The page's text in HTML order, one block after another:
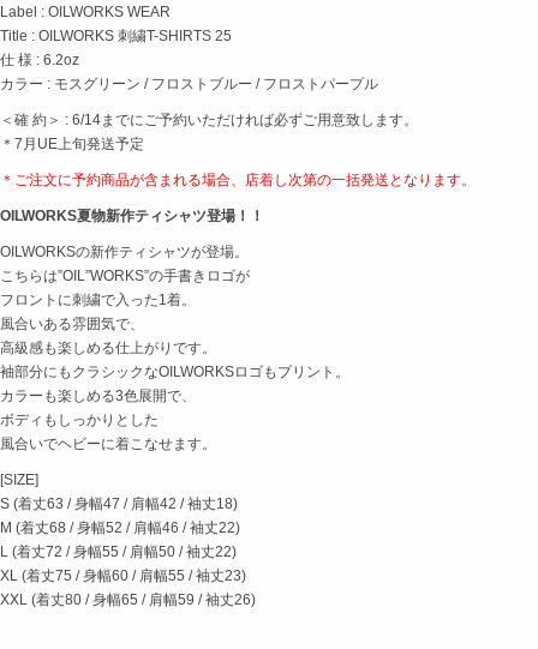
Label : OILWORKS WEAR
Title : OILWORKS 刺繍T-SHIRTS 25
仕 様 : 6.2oz
カラー : モスグリーン / フロストブルー / フロストパープル
＜確 約＞ : 6/14までにご予約いただければ必ずご用意致します。
＊7月UE上旬発送予定
＊ご注文に予約商品が含まれる場合、店着し次第の一括発送となります。
OILWORKS夏物新作ティシャツ登場！！
OILWORKSの新作ティシャツが登場。
こちらは”OIL”WORKS”の手書きロゴが
フロントに刺繍で入った1着。
風合いある雰囲気で、
高級感も楽しめる仕上がりです。
袖部分にもクラシックなOILWORKSロゴもプリント。
カラーも楽しめる3色展開で、
ボディもしっかりとした
風合いでヘビーに着こなせます。
[SIZE]
S (着丈63 / 身幅47 / 肩幅42 / 袖丈18)
M (着丈68 / 身幅52 / 肩幅46 / 袖丈22)
L (着丈72 / 身幅55 / 肩幅50 / 袖丈22)
XL (着丈75 / 身幅60 / 肩幅55 / 袖丈23)
XXL (着丈80 / 身幅65 / 肩幅59 / 袖丈26)